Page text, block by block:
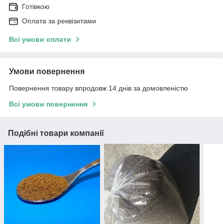
Готівкою
Оплата за реквізитами
Всі умови оплати
Умови повернення
Повернення товару впродовж 14 днів за домовленістю
Всі умови повернення
Подібні товари компанії